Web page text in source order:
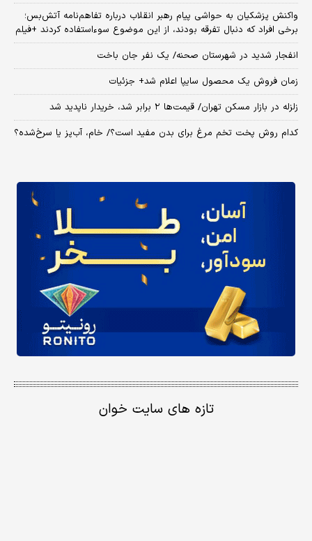
واکنش پزشکیان به حواشی پیام رهبر انقلاب درباره تفاهم‌نامه آتش‌بس؛
برخی افراد که دنبال تفرقه بودند، از این موضوع سوءاستفاده کردند +فیلم
انفجار شدید در شهرستان صحنه/ یک نفر جان باخت
زمان فروش یک محصول سایپا اعلام شد+ جزئیات
زلزله در بازار مسکن تهران/ قیمت‌ها ۲ برابر شد، خریدار ناپدید شد
کدام روش پخت تخم مرغ برای بدن مفید است؟/ خام، آب‌پز یا سرخ‌شده؟
تازه های سایت خوان